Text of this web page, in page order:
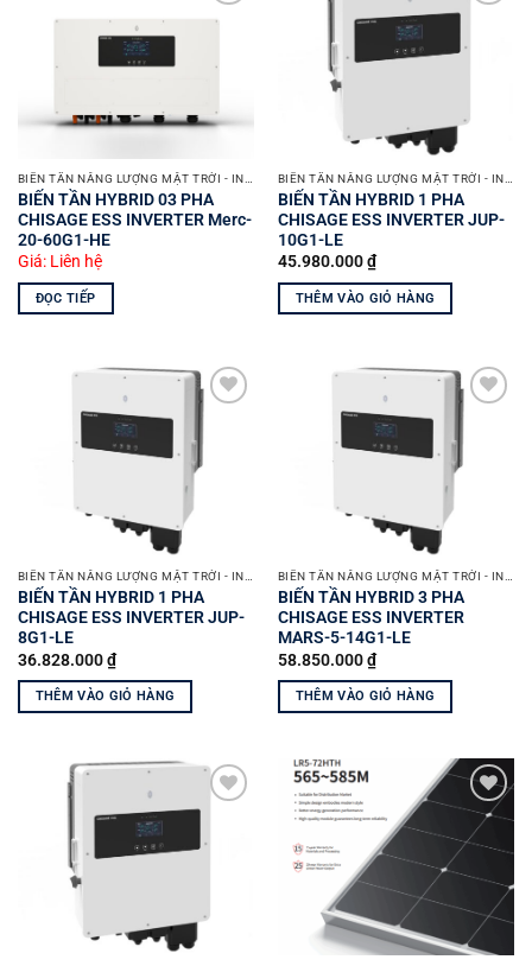
Yêu
BIẾN TẦN HYBRID 03 PHA
CHISAGE ESS INVERTER Merc-
20-60G1-HE
Giá: Liên hệ
ĐỌC TIẾP
BIẾN TẦN HYBRID 1 PHA
CHISAGE ESS INVERTER JUP-
10G1-LE
45.980.000₫
THÊM VÀO GIỎ HÀNG
BIẾN TẦN NĂNG LƯỢNG MẶT TRỜI - INVERTER SOLAR
BIẾN TẦN HYBRID 1 PHA
CHISAGE ESS INVERTER JUP-
8G1-LE
36.828.000₫
THÊM VÀO GIỎ HÀNG
BIẾN TẦN NĂNG LƯỢNG MẶT TRỜI - INVERTER SOLAR
BIẾN TẦN HYBRID 3 PHA
CHISAGE ESS INVERTER
MARS-5-14G1-LE
58.850.000₫
THÊM VÀO GIỎ HÀNG
Yêu
thích